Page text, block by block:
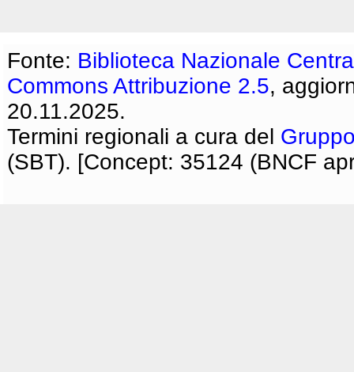
Fonte: Biblioteca Nazionale
Commons Attribuzione 2.5,
20.11.2025.
Termini regionali a cura del
(SBT). [Concept: 35124 (BNCF